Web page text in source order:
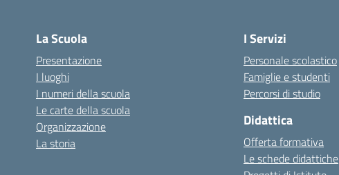
La Scuola
Presentazione
I luoghi
I numeri della scuola
Le carte della scuola
Organizzazione
La storia
I Servizi
Personale scolastico
Famiglie e studenti
Percorsi di studio
Didattica
Offerta formativa
Le schede didattiche